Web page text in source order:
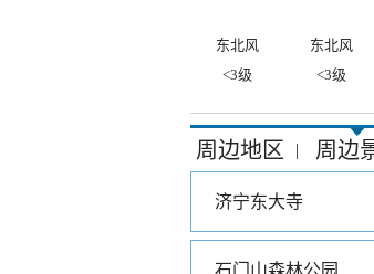
东北风 东北风
<3级
<3级
周边地区 | 周边
济宁东大寺
石门山森林公园